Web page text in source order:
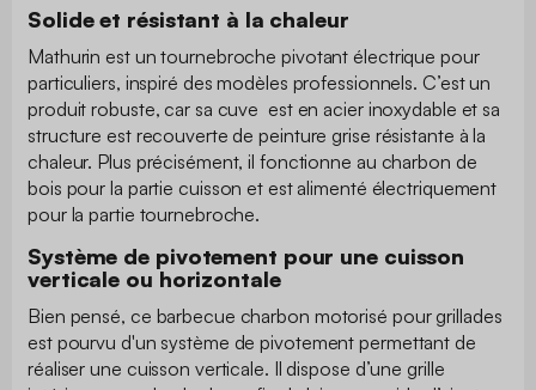
Solide et résistant à la chaleur
Mathurin est un tournebroche pivotant électrique pour
particuliers, inspiré des modèles professionnels. C’est un
produit robuste, car sa cuve est en acier inoxydable et sa
structure est recouverte de peinture grise résistante à la
chaleur. Plus précisément, il fonctionne au charbon de
bois pour la partie cuisson et est alimenté électriquement
pour la partie tournebroche.
Système de pivotement pour une cuisson
verticale ou horizontale
Bien pensé, ce barbecue charbon motorisé pour grillades
est pourvu d'un système de pivotement permettant de
réaliser une cuisson verticale. Il dispose d’une grille